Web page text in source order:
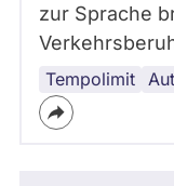
zur Sprache
Tempolimit